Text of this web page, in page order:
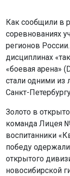
Как сообщили в
соревнованиях
регионов
дисциплинах
«боевая арена»
стали одними из
Санкт-
Золото в
команда Лицея
воспитанники
победу
открытого
новосибирской